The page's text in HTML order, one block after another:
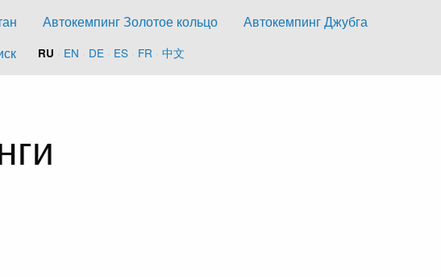
Автокемпинг Золотое кольцо
Автокемпинг Джубга
RU · EN · DE · ES · FR · 中文